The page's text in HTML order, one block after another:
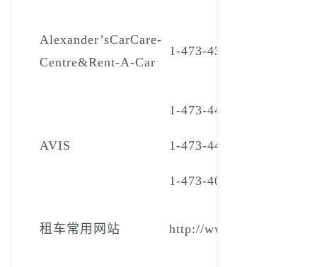
Alexander’s­Car­Care­
Centre­&­Rent-A-Car
1-473-435-0131
AVIS
1-473-440-3936
1-473-440-2624
1-473-403-4226
租车常用网站 http://